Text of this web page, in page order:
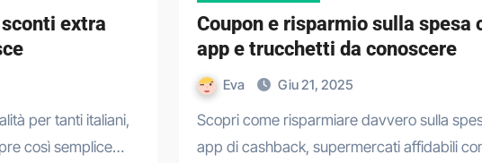
extra
così semplice…
Coupon e risparmio sulla spesa
app e trucchetti da conoscere
Eva Giu 21, 2025
Scopri come risparmiare davvero sulla spesa online con
app di cashback, supermercati affidabili